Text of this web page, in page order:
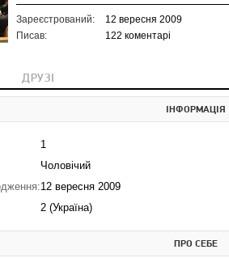
Зареєстрований:
12 вересня 2009
Писав:
122 коментарі
ДРУЗІ
ІНФОРМАЦІЯ
1
Чоловічий
12 вересня 2009
2 (Україна)
ПРО СЕБЕ